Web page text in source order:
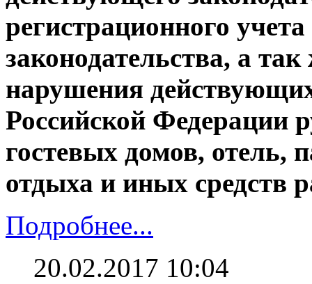
регистрационного
законодательства, а так
нарушения
Российской Федерации
гостевых домов, отель,
отдыха и иных средств
Подробнее...
20.02.2017 10:04